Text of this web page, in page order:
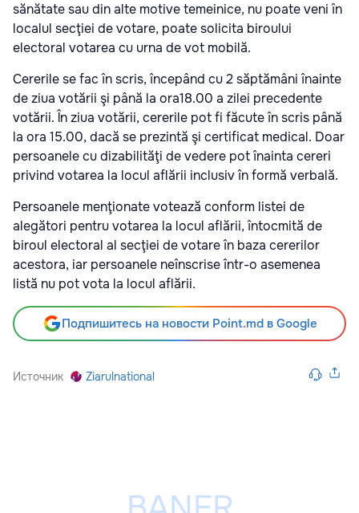
sănătate sau din alte motive temeinice, nu poate veni în
localul secţiei de votare, poate solicita biroului
electoral votarea cu urna de vot mobilă.
Cererile se fac în scris, începând cu 2 săptămâni înainte
de ziua votării şi până la ora18.00 a zilei precedente
votării. În ziua votării, cererile pot fi făcute în scris până
la ora 15.00, dacă se prezintă şi certificat medical. Doar
persoanele cu dizabilităţi de vedere pot înainta cereri
privind votarea la locul aflării inclusiv în formă verbală.
Persoanele menţionate votează conform listei de
alegători pentru votarea la locul aflării, întocmită de
biroul electoral al secţiei de votare în baza cererilor
acestora, iar persoanele neînscrise într-o asemenea
listă nu pot vota la locul aflării.
Подпишитесь на новости Point.md в Google
Источник Ziarulnational